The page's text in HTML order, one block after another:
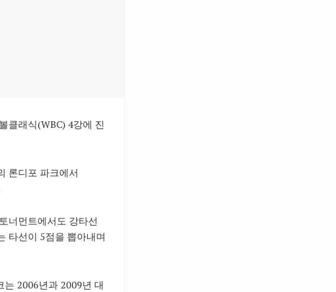
클래식(WBC) 4강에 진
론디포 파크에서
너먼트에서도 강타선
타선이 5점을 뽑아내며
는 2006년과 2009년 대